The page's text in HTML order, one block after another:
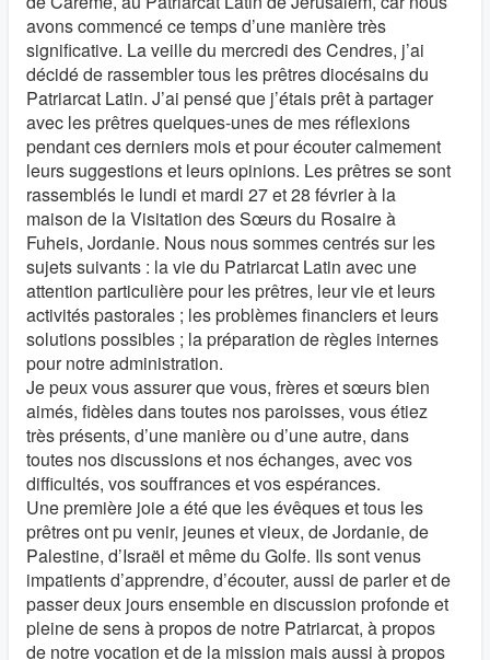
avons commencé ce temps d’une manière très
significative. La veille du mercredi des Cendres, j’ai
décidé de rassembler tous les prêtres diocésains du
Patriarcat Latin. J’ai pensé que j’étais prêt à partager
avec les prêtres quelques-unes de mes réflexions
pendant ces derniers mois et pour écouter calmement
leurs suggestions et leurs opinions. Les prêtres se sont
rassemblés le lundi et mardi 27 et 28 février à la
maison de la Visitation des Sœurs du Rosaire à
Fuheis, Jordanie. Nous nous sommes centrés sur les
sujets suivants : la vie du Patriarcat Latin avec une
attention particulière pour les prêtres, leur vie et leurs
activités pastorales ; les problèmes financiers et leurs
solutions possibles ; la préparation de règles internes
pour notre administration.
Je peux vous assurer que vous, frères et sœurs bien
aimés, fidèles dans toutes nos paroisses, vous étiez
très présents, d’une manière ou d’une autre, dans
toutes nos discussions et nos échanges, avec vos
difficultés, vos souffrances et vos espérances.
Une première joie a été que les évêques et tous les
prêtres ont pu venir, jeunes et vieux, de Jordanie, de
Palestine, d’Israël et même du Golfe. Ils sont venus
impatients d’apprendre, d’écouter, aussi de parler et de
passer deux jours ensemble en discussion profonde et
pleine de sens à propos de notre Patriarcat, à propos
de notre vocation et de la mission mais aussi à propos